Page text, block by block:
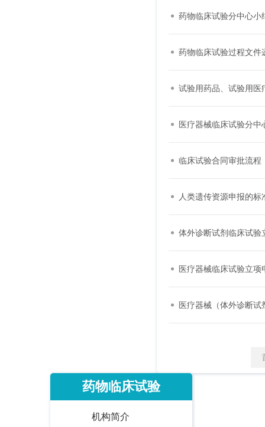
药物临床试验分中心小
药物临床试验过程文件
试验用药品、试验用医
医疗器械临床试验分中
临床试验合同审批流程
人类遗传资源申报的标
体外诊断试剂临床试验
医疗器械临床试验立项
医疗器械（体外诊断
药物临床试验
机构简介